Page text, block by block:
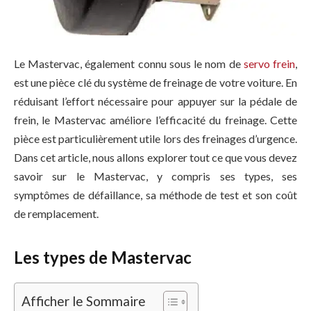
Le Mastervac, également connu sous le nom de servo frein
est une pièce clé du système de freinage de votre voiture. En
réduisant l’effort nécessaire pour appuyer sur la pédale de
frein, le Mastervac améliore l’efficacité du freinage. Cette
pièce est particulièrement utile lors des freinages d’urgence.
Dans cet article, nous allons explorer tout ce que vous devez
savoir sur le Mastervac, y compris ses types, ses
symptômes de défaillance, sa méthode de test et son coût
de remplacement.
Les types de Mastervac
Afficher le Sommaire